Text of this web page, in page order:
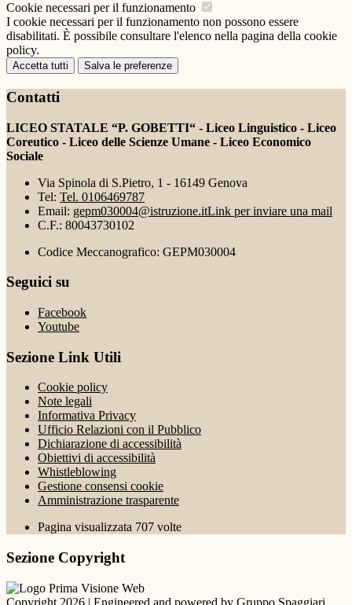
Cookie necessari per il funzionamento
I cookie necessari per il funzionamento non possono essere
disabilitati. È possibile consultare l'elenco nella pagina della cookie
policy.
Accetta tutti Salva le preferenze
Contatti
LICEO STATALE “P. GOBETTI“ - Liceo Linguistico - Liceo
Coreutico - Liceo delle Scienze Umane - Liceo Economico
Sociale
Via Spinola di S.Pietro, 1 - 16149 Genova
Tel: Tel. 0106469787
Email: gepm030004@istruzione.itLink per inviare una mail
C.F.: 80043730102
Codice Meccanografico: GEPM030004
Seguici su
Facebook
Youtube
Sezione Link Utili
Cookie policy
Note legali
Informativa Privacy
Ufficio Relazioni con il Pubblico
Dichiarazione di accessibilità
Obiettivi di accessibilità
Whistleblowing
Gestione consensi cookie
Amministrazione trasparente
Pagina visualizzata 707 volte
Sezione Copyright
Copyright 2026 | Engineered and powered by Gruppo Spaggiari